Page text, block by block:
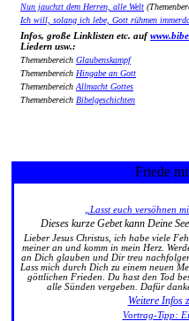
Nun jauchzt dem Herren, alle Welt
Ich will, solang ich lebe, Gott rühmen
Infos, große Linklisten etc. auf
Liedern usw.:
Themenbereich Glaubenskampf
Themenbereich Hingabe an Gott
ThemenbereichAllmacht Gottes
Themenbereich Bibelgeschichten
Friede
„Lasst euch versöhnen
Dieses kurze Gebet kann Deine
Lieber Jesus Christus, ich habe viele
meiner an und komm in mein Herz.
an Dich glauben und Dir treu
Lass mich durch Dich zu einem neuen
göttlichen Frieden. Du hast den Tod
alle Sünden vergeben. Dafür
Weitere Infos
Vortrag-Tipp: